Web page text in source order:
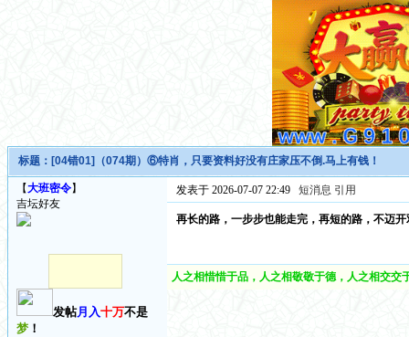
标题： [04错01]（074期）⑥特肖，只要资料好没有庄家压不倒.马上有钱！
【大班密令】
吉坛好友
发帖月入十万不是
梦！
发表于 2026-07-07 22:49 短消息 引用
再长的路，一步步也能走完，再短的路，不迈
人之相惜惜于品，人之相敬敬于德，人之相交